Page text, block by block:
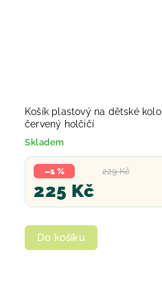
Košík plastový na dětské
červený holčičí
Skladem
229 Kč
–1 %
225 Kč
Do košíku